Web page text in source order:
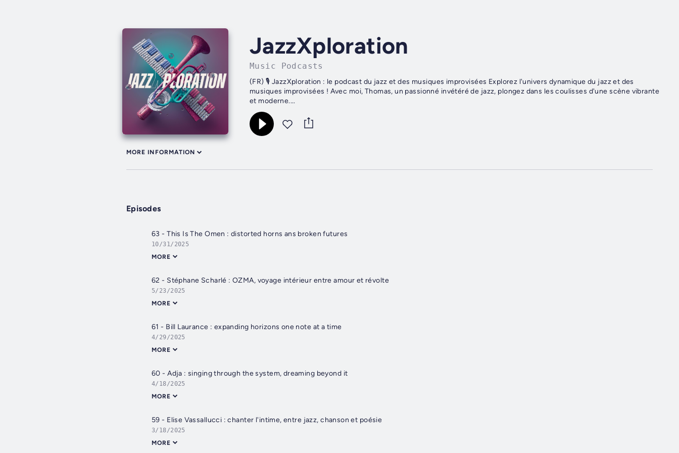
JazzXploration
Music Podcasts
(FR) 🎙️ JazzXploration : le podcast du jazz et des musiques improvisées Explorez l'univers dynamique du jazz et des
musiques improvisées ! Avec moi, Thomas, un passionné invétéré de jazz, plongez dans les coulisses d'une scène vibrante
et moderne....
MORE INFORMATION
Episodes
63 - This Is The Omen : distorted horns ans broken futures
10/31/2025
MORE
62 - Stéphane Scharlé : OZMA, voyage intérieur entre amour et révolte
5/23/2025
MORE
61 - Bill Laurance : expanding horizons one note at a time
4/29/2025
MORE
60 - Adja : singing through the system, dreaming beyond it
4/18/2025
MORE
59 - Elise Vassallucci : chanter l'intime, entre jazz, chanson et poésie
3/18/2025
MORE